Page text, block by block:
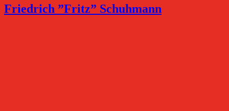
Friedrich ”Fritz” Schuhmann